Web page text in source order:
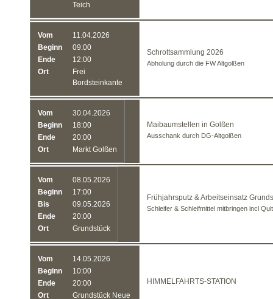
Teich
Vom
11.04.2026
Beginn
09:00
Ende
12:00
Ort
Frei
Bordsteinkante
Schrottsammlung 2026
Abholung durch die FW Altgolßen
Vom
30.04.2026
Beginn
18:00
Ende
20:00
Ort
Markt Golßen
Maibaumstellen in Golßen
Ausschank durch DG-Altgolßen
Vom
08.05.2026
Beginn
17:00
Bis
09.05.2026
Ende
20:00
Ort
Grundstück
Frühjahrsputz & Arbeitseinsatz
Schleifer & Schleifmittel mitbringen incl
Vom
14.05.2026
Beginn
10:00
Ende
20:00
Ort
Grundstück Neue
HIMMELFAHRTS-STATION